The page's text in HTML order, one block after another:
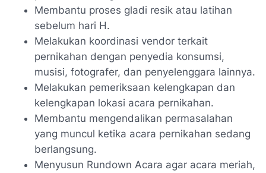
Membantu proses gladi resik atau latihan
sebelum hari H.
Melakukan koordinasi vendor terkait
pernikahan dengan penyedia konsumsi,
musisi, fotografer, dan penyelenggara lainnya.
Melakukan pemeriksaan kelengkapan dan
kelengkapan lokasi acara pernikahan.
Membantu mengendalikan permasalahan
yang muncul ketika acara pernikahan sedang
berlangsung.
Menyusun Rundown Acara agar acara meriah,